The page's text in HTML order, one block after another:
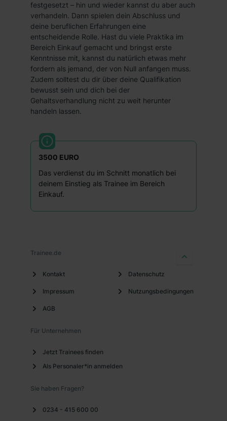
festgesetzt – hin und wieder kannst du aber auch
verhandeln. Dann spielen dein Abschluss und
deine beruflichen Erfahrungen eine
entscheidende Rolle. Hast du viele Praktika im
Bereich Einkauf gemacht und bringst erste
Kenntnisse mit, kannst du natürlich etwas mehr
fordern als jemand, der von Null anfangen muss.
Zudem solltest du dir über deine Qualifikation
bewusst sein und dich bei der
Gehaltsverhandlung nicht zu weit herunter
handeln lassen.
3500 EURO
Das verdienst du im Schnitt monatlich bei
deinem Einstieg als Trainee im Bereich
Einkauf.
Trainee.de
Kontakt
Impressum
AGB
Datenschutz
Nutzungsbedingungen
Für Unternehmen
Jetzt Trainees finden
Als Personaler*in anmelden
Sie haben Fragen?
0234 - 415 600 00